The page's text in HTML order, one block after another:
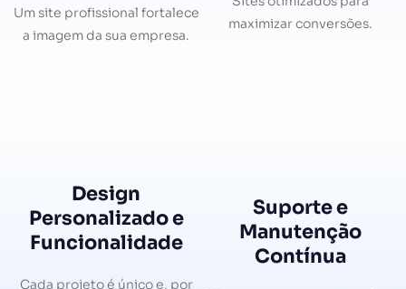
Um site profissional fortalece
a imagem da sua empresa.
maximizar conversões.
Design
Personalizado e
Funcionalidade
Cada projeto é único e, por
Suporte e
Manutenção
Contínua